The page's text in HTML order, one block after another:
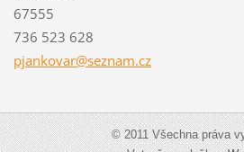
67555
736 523 628
pjankovar@seznam.cz
© 2011 Všechna práva